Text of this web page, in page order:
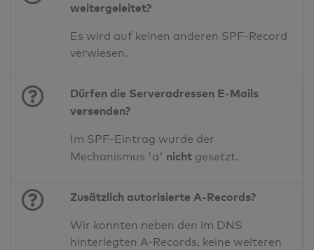
weitergeleitet?
Es wird auf keinen anderen SPF-Record
verwiesen.
Dürfen die Serveradressen E-Mails
versenden?
Im SPF-Eintrag wurde der
Mechanismus 'a' nicht gesetzt.
Zusätzlich autorisierte A-Records?
Wir konnten neben den im DNS
hinterlegten A-Records, keine weiteren